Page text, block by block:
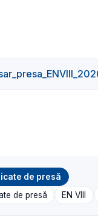
de presă
de presă EN VIII